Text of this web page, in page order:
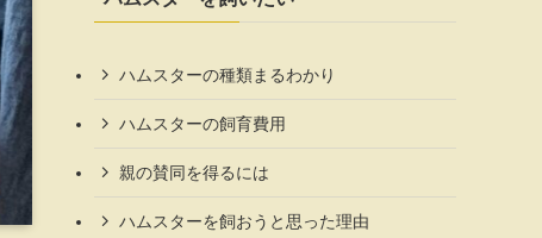
ハムスターの種類まるわかり
ハムスターの飼育費用
親の賛同を得るには
ハムスターを飼おうと思った理由